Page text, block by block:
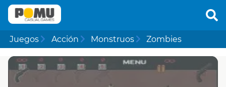
Juegos Acción Monstruos Zombies